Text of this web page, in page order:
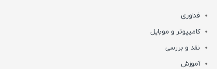
فناوری
کامپیوتر و موبایل
نقد و بررسی
آموزش